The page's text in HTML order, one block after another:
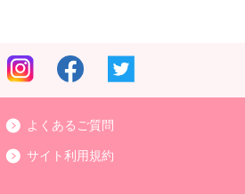
よくあるご質問
サイト利用規約